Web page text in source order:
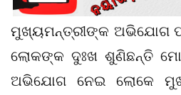
ମୁଖ୍ୟମନ୍ତ୍ରୀଙ୍କ ଅଭିଯୋଗ
ଲୋକଙ୍କ ଦୁଃଖ ଶୁଣିଛନ୍ତି
ଅଭିଯୋଗ ନେଇ ଲୋକେ